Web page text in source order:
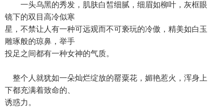
一头乌黑的秀发，肌肤白皙细腻，细眉如柳叶，灰框眼
镜下的双目高冷似寒
星，不禁让人有一种可远观而不可亵玩的冷傲，精美如白玉
雕琢般的琼鼻，举手
投足之间都有一种女神的气质。
整个人就犹如一朵灿烂绽放的罂粟花，媚艳惹火，浑身上
下都充满着致命的、
诱惑力。